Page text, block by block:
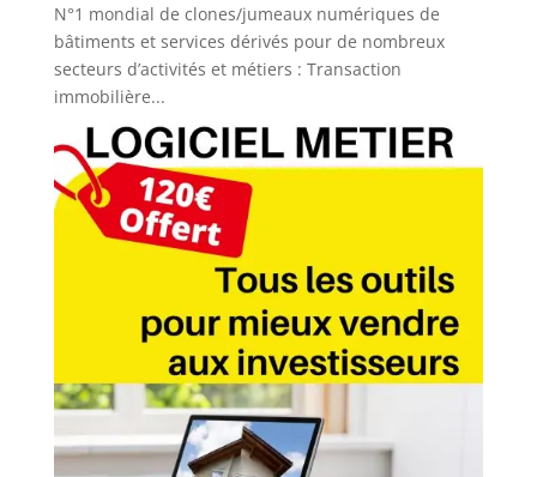
N°1 mondial de clones/jumeaux numériques de
bâtiments et services dérivés pour de nombreux
secteurs d’activités et métiers : Transaction
immobilière...